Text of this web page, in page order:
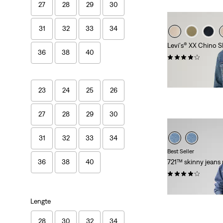
27 28 29 30
31 32 33 34
36 38 40
23 24 25 26
27 28 29 30
31 32 33 34
36 38 40
Lengte
28 30 32 34
Levi's® XX Chino
(428)
Best Seller
721™ skinny jeans
(1423)
Price
Original
Price
€ 119,95